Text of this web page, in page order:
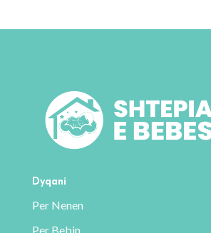
850 L.është:produkt
Mundësitë
mund
të
Dyqani
Per Nenen
Per Bebin